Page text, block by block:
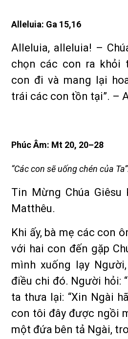
Alleluia: Ga 15,16
Alleluia, alleluia! –
chọn các con ra khỏi
con đi và mang lại
trái các con tồn tại”. –
Phúc Âm: Mt 20, 20–28
“Các con sẽ uống chén của
Tin Mừng Chúa Giêsu
Matthêu.
Khi ấy, bà mẹ các con
với hai con đến gặp
mình xuống lạy
điều chi đó. Người hỏi:
ta thưa lại: “Xin Ngài
con tôi đây được ngồi
một đứa bên tả Ngài,